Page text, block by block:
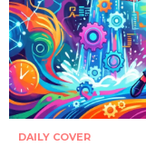
DAILY COVER